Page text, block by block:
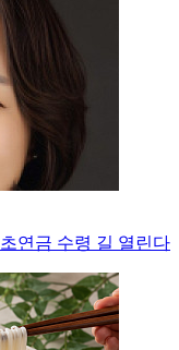
연금 수령 길 열린다